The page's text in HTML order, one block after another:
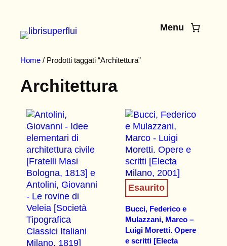
contenuto
Menu
Home / Prodotti taggati “Architettura”
Architettura
Esaurito
Bucci, Federico e
Mulazzani, Marco –
Luigi Moretti. Opere
e scritti [Electa